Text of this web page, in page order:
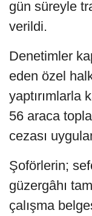
gün süreyle
verildi.
Denetimler
eden özel
yaptırımlarla
56 araca
cezası
Şoförlerin;
güzergâhı
çalışma